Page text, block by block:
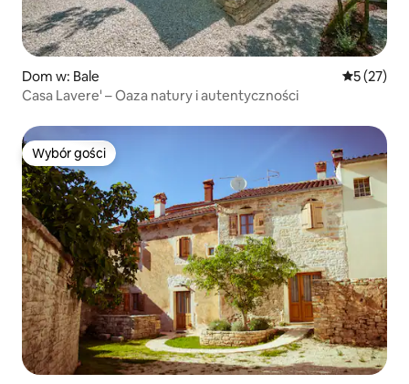
Dom w: Bale Średnia
5 (27)
Casa Lavere' – Oaza natury i autentyczności
Wybór gości
Wybór gości